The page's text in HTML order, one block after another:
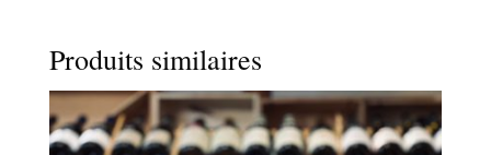
Produits similaires